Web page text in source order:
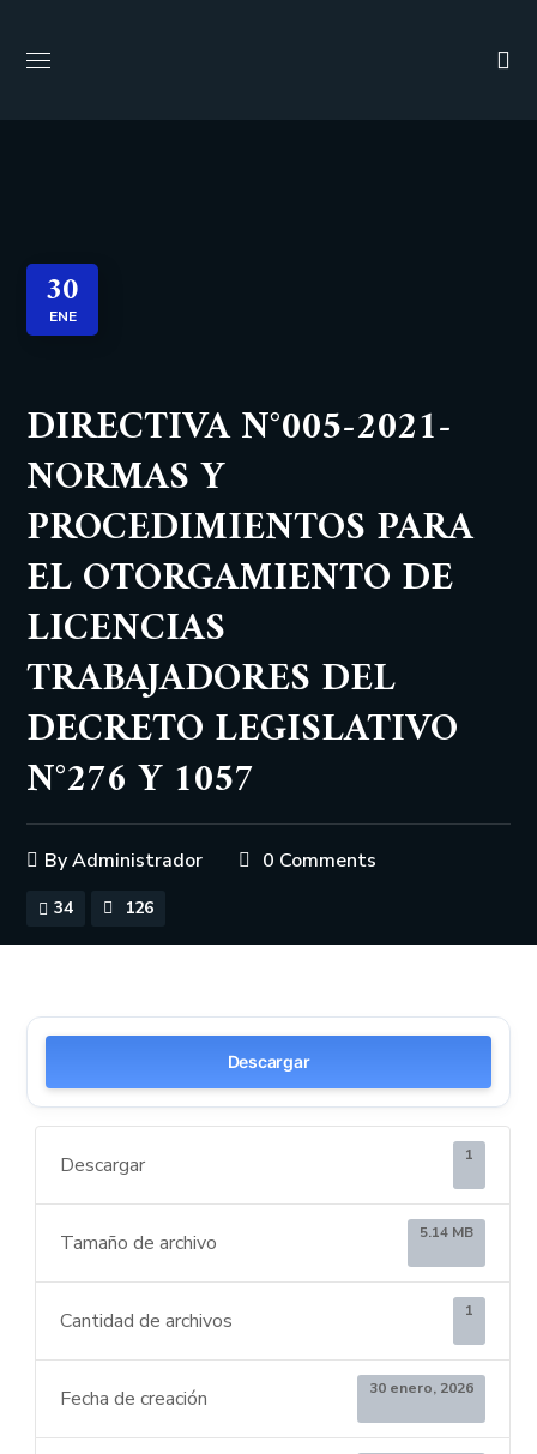
30
ENE
DIRECTIVA N°005-2021-
NORMAS Y
PROCEDIMIENTOS PARA
EL OTORGAMIENTO DE
LICENCIAS
TRABAJADORES DEL
DECRETO LEGISLATIVO
N°276 Y 1057
ByAdministrador 0 Comments
34 126
Descargar
Descargar 1
Tamaño de archivo 5.14 MB
Cantidad de archivos 1
Fecha de creación 30 enero, 2026